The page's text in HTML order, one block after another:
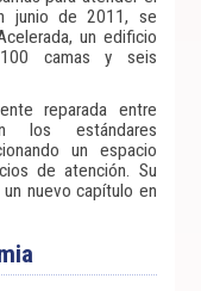
junio de 2011, se
un edificio
camas y seis
reparada entre
los estándares
un espacio
de atención. Su
nuevo capítulo en